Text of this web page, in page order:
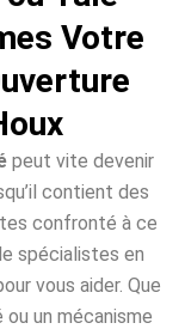
Votre
peut vite devenir
contient des
confronté à ce
spécialistes en
vous aider. Que
un mécanisme